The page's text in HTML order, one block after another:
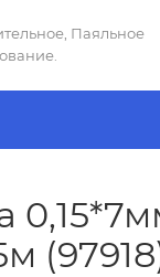
Паяльное